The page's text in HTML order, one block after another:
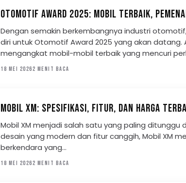
OTOMOTIF AWARD 2025: MOBIL TERBAIK,
Dengan semakin berkembangnya industri
diri untuk Otomotif Award 2025 yang akan datang.
mengangkat mobil-mobil terbaik yang mencuri
18 MEI 20262 MENIT BACA
MOBIL XM: SPESIFIKASI, FITUR, DAN HARGA
Mobil XM menjadi salah satu yang paling ditunggu
desain yang modern dan fitur canggih, Mobil XM
berkendara yang…
18 MEI 20262 MENIT BACA